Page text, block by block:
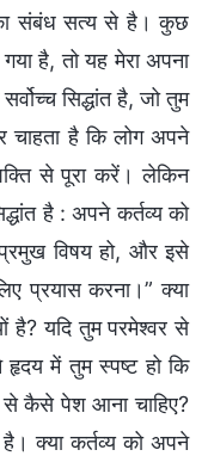
संबंध सत्य से है। कुछ
है, तो यह मेरा अपना
सिद्धांत है, जो तुम
चाहता है कि लोग अपने
से पूरा करें। लेकिन
है : अपने कर्तव्य को
विषय हो, और इसे
प्रयास करना।” क्या
है? यदि तुम परमेश्वर से
में तुम स्पष्ट हो कि
कैसे पेश आना चाहिए?
है। क्या कर्तव्य को अपने